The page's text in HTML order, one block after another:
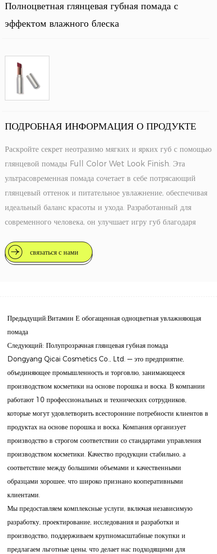
Полноцветная глянцевая губная помада с
эффектом влажного блеска
ПОДРОБНАЯ ИНФОРМАЦИЯ О ПРОДУКТЕ
Раскройте секрет неотразимо мягких и ярких губ с помощью
глянцевой помады Full Color Wet Look Finish. Эта
ультрасовременная помада сочетает в себе потрясающий
глянцевый оттенок и питательное увлажнение, обеспечивая
идеальный баланс красоты и ухода. Разработанный для
современного человека, он улучшает игру губ благодаря
губы сочными и увлажненными в течение дня.
натуральных масел, обеспечивает мгновенное увлажнение,
которое длится до 8 часов. Продолжение использования в
течение 28 дней может повысить увлажненность губ до
7%.
2. Яркая цветовая палитра:
Выбирайте из множества ярких, пленительных цветов,
которые придадут вашим губам глянцевый, влажный вид.
3. Расширенная формула:
Текстура этой помады нового поколения обеспечивает
сияющий эффект, невероятно мягкий и комфортный на
губах. Формула наносится плавно, обеспечивая равномерный
и стойкий цвет.
4. Дерматологически протестировано:
Эта помада, прошедшая дерматологические испытания и
связаться с нами
Предыдущий:Витамин Е обогащенная одноцветная увлажняющая
помада
Следующий: Полупрозрачная глянцевая губная помада
Dongyang Qicai Cosmetics Co., Ltd. — это предприятие,
объединяющее промышленность и торговлю, занимающееся
производством косметики на основе порошка и воска. В компании
работают 10 профессиональных и технических сотрудников,
которые могут удовлетворить всесторонние потребности клиентов в
продуктах на основе порошка и воска. Компания организует
производство в строгом соответствии со стандартами управления
производством косметики. Качество продукции стабильно, а
соответствие между большими объемами и качественными
образцами хорошее, что широко признано кооперативными
клиентами.
Мы предоставляем комплексные услуги, включая независимую
разработку, проектирование, исследования и разработки и
производство, поддерживаем крупномасштабные покупки и
предлагаем льготные цены, что делает нас подходящими для